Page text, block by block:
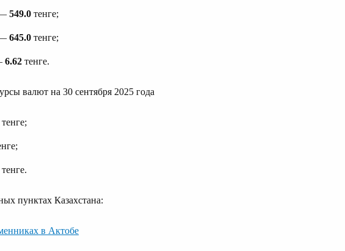
549.0 тенге;
645.0 тенге;
6.62 тенге.
валют на 30 сентября 2025 года
тенге;
тенге.
пунктах Казахстана:
в Актобе